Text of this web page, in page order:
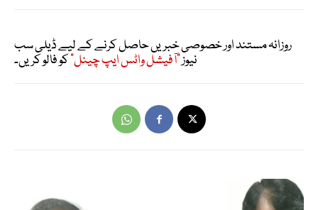
روزانہ مستند اور خصوصی خبریں حاصل کرنے کے لیے ڈیلی سب
نیوز"آفیشل واٹس ایپ چینل"کو فالو کریں۔